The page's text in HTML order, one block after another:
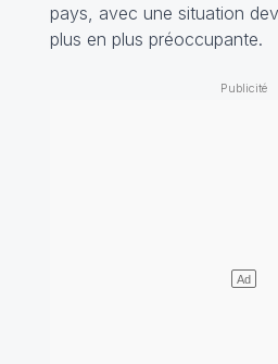
pays, avec une situation
plus en plus préoccupante.